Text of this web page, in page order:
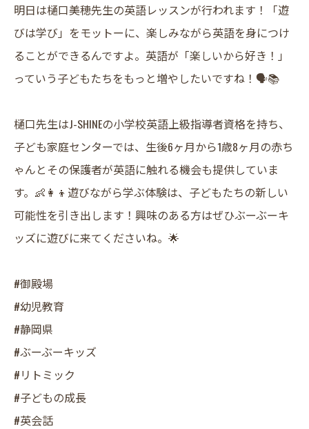
明日は樋口美穂先生の英語レッスンが行われます！「遊
びは学び」をモットーに、楽しみながら英語を身につけ
ることができるんですよ。英語が「楽しいから好き！」
っていう子どもたちをもっと増やしたいですね！🗣️📚
樋口先生はJ-SHINEの小学校英語上級指導者資格を持ち、
子ども家庭センターでは、生後6ヶ月から1歳8ヶ月の赤ち
ゃんとその保護者が英語に触れる機会も提供していま
す。👶👩‍👦遊びながら学ぶ体験は、子どもたちの新しい
可能性を引き出します！興味のある方はぜひぶーぶーキ
ッズに遊びに来てくださいね。🌟
#御殿場
#幼児教育
#静岡県
#ぶーぶーキッズ
#リトミック
#子どもの成長
#英会話